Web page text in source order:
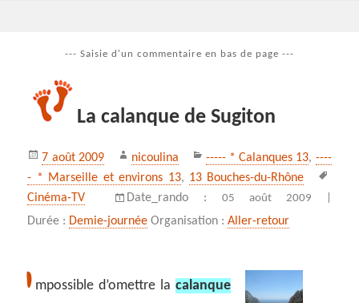
--- Saisie d'un commentaire en bas de page ---
La calanque de Sugiton
Publié
le
7 août 2009 Auteur
nicoulina Catégories
----- * Calanques 13, ----
- * Marseille et environs 13, 13 Bouches-du-Rhône
Cinéma-TV
Date_rando : 05 août 2009 |
Durée : Demie-journée Organisation :Aller-retour
I mpossible d’omettre la calanque